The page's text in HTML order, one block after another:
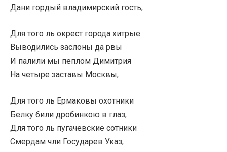
Дани гордый владимирский гость;
Для того ль окрест города хитрые
Выводились заслоны да рвы
И палили мы пеплом Димитрия
На четыре заставы Москвы;
Для того ль Ермаковы охотники
Белку били дробинкою в глаз;
Для того ль пугачевские сотники
Смердам чли Государев Указ;